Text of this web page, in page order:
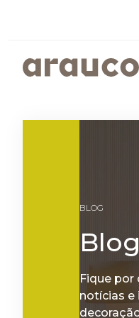
BLOG
Fique por
notícias e